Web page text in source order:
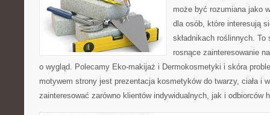
może być rozumiana jako
dla osób, które interesują
składnikach roślinnych.
rosnące zainteresowanie
o wygląd. Polecamy Eko-makijaż i Dermokosmetyki i skóra
motywem strony jest prezentacja kosmetyków do twarzy, ciała i
zainteresować zarówno klientów indywidualnych, jak i